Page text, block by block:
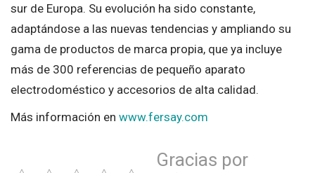
sur de Europa. Su evolución ha sido constante,
adaptándose a las nuevas tendencias y ampliando su
gama de productos de marca propia, que ya incluye
más de 300 referencias de pequeño aparato
electrodoméstico y accesorios de alta calidad.
Más información en www.fersay.com
Gracias por